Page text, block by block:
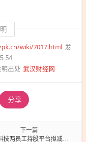
wiki/7017.html 发
明出处 武汉财经网
分享
下一篇
工持股平台拟减持3%股份,公司净利已连续三年下滑